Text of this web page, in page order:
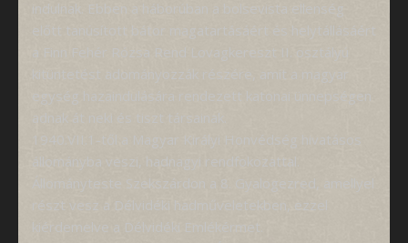
kiérdemelve a Délvidéki Emlékérmet.